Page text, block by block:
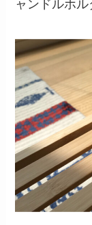
ャンドルホル